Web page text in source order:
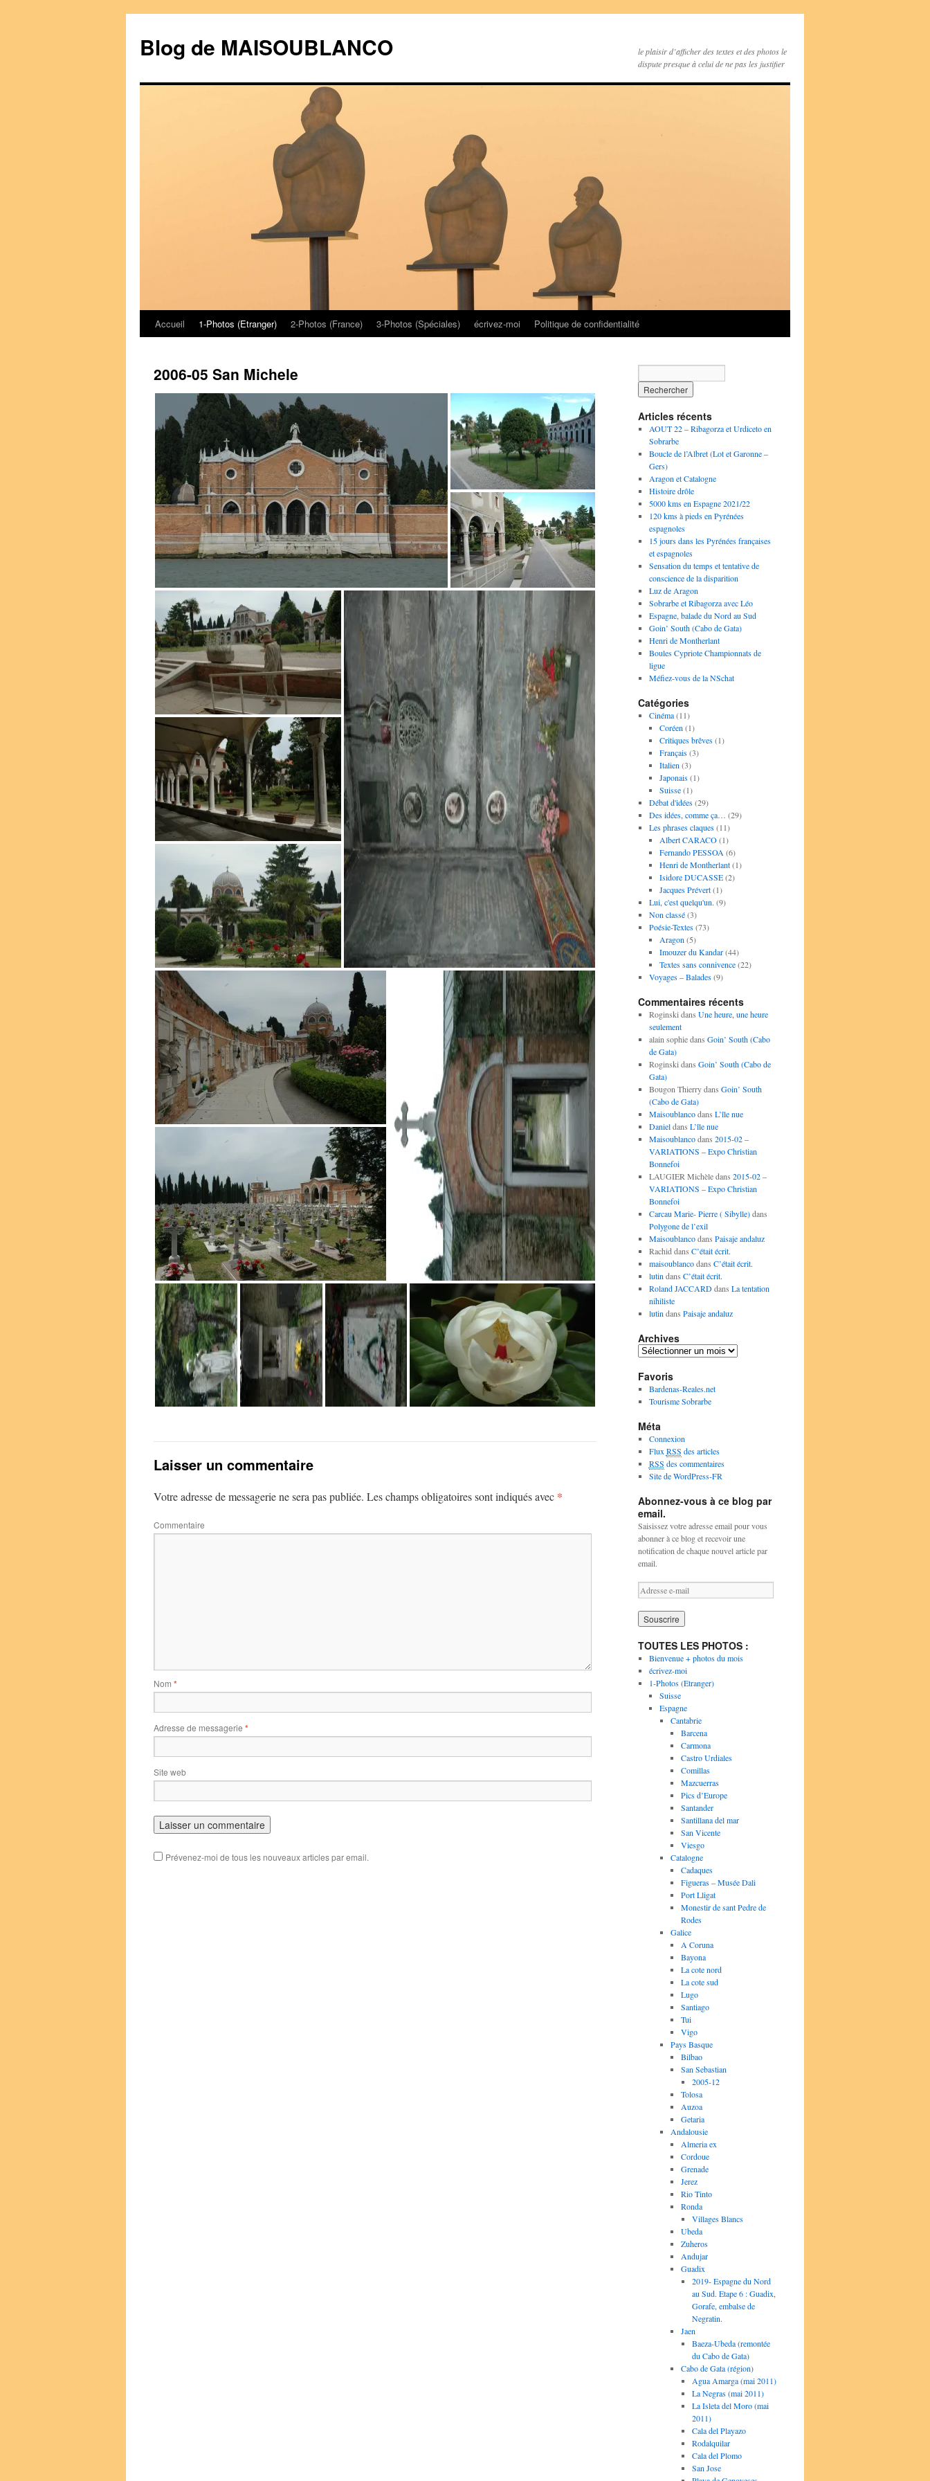
Blog de MAISOUBLANCO
le plaisir d’afficher des textes et des photos le
dispute presque à celui de ne pas les justifier
Aller
contenu
Accueil 1-Photos (Etranger) 2-Photos (France) 3-Photos (Spéciales) écrivez-moi Politique de confidentialité
2006-05 San Michele
Laisser un commentaire
Votre adresse de messagerie ne sera pas publiée. Les champs obligatoires sont indiqués avec *
Commentaire
Nom *
Adresse de messagerie *
Site web
Prévenez-moi de tous les nouveaux articles par email.
Articles récents
AOUT 22 – Ribagorza et Urdiceto en
Sobrarbe
Boucle de l’Albret (Lot et Garonne –
Gers)
Aragon et Catalogne
Histoire drôle
5000 kms en Espagne 2021/22
120 kms à pieds en Pyrénées
espagnoles
15 jours dans les Pyrénées françaises
et espagnoles
Sensation du temps et tentative de
conscience de la disparition
Luz de Aragon
Sobrarbe et Ribagorza avec Léo
Espagne, balade du Nord au Sud
Goin’ South (Cabo de Gata)
Henri de Montherlant
Boules Cypriote Championnats de
ligue
Méfiez-vous de la NSchat
Catégories
Cinéma(11)
Coréen (1)
Critiques brêves(1)
Français(3)
Italien (3)
Japonais(1)
Suisse(1)
Débat d'idées(29)
Des idées, comme ça… (29)
Les phrases claques(11)
Albert CARACO(1)
Fernando PESSOA (6)
Henri de Montherlant(1)
Isidore DUCASSE(2)
Jacques Prévert(1)
Lui, c'est quelqu'un. (9)
Non classé(3)
Poésie-Textes(73)
Aragon (5)
Imouzer du Kandar(44)
Textes sans connivence(22)
Voyages – Balades(9)
Commentaires récents
Roginski dans Une heure, une heure
seulement
alain sophiedans Goin’ South (Cabo
de Gata)
Roginski dans Goin’ South (Cabo de
Gata)
Bougon Thierrydans Goin’ South
(Cabo de Gata)
Maisoublancodans L’île nue
Danieldans L’île nue
Maisoublancodans 2015-02 –
VARIATIONS – Expo Christian
Bonnefoi
LAUGIER Michèledans 2015-02 –
VARIATIONS – Expo Christian
Bonnefoi
Carcau Marie- Pierre ( Sibylle)dans
Polygone de l’exil
Maisoublancodans Paisaje andaluz
Rachid dans C’était écrit.
maisoublancodans C’était écrit.
lutin dans C’était écrit.
Roland JACCARDdans La tentation
nihiliste
lutin dans Paisaje andaluz
Archives
Archives
Favoris
Bardenas-Reales.net
Tourisme Sobrarbe
Méta
Connexion
Flux RSS des articles
RSS des commentaires
Site de WordPress-FR
Abonnez-vous à ce blog par
email.
Saisissez votre adresse email pour vous
abonner à ce blog et recevoir une
notification de chaque nouvel article par
email.
A
d
r
e
s
e
e
-
TOUTES LES PHOTOS :
Bienvenue + photos du mois
écrivez-moi
1-Photos (Etranger)
Suisse
Espagne
Cantabrie
Barcena
Carmona
Castro Urdiales
Comillas
Mazcuerras
Pics d’Europe
Santander
Santillana del mar
San Vicente
Viesgo
Catalogne
Cadaques
Figueras – Musée Dali
Port Lligat
Monestir de sant Pedre de
Rodes
Galice
A Coruna
Bayona
La cote nord
La cote sud
Lugo
Santiago
Tui
Vigo
Pays Basque
Bilbao
San Sebastian
2005-12
Tolosa
Auzoa
Getaria
Andalousie
Almeria ex
Cordoue
Grenade
Jerez
Rio Tinto
Ronda
Villages Blancs
Ubeda
Zuheros
Andujar
Guadix
2019- Espagne du Nord
au Sud. Etape 6 : Guadix,
Gorafe, embalse de
Negratin.
Jaen
Baeza-Ubeda (remontée
du Cabo de Gata)
Cabo de Gata (région)
Agua Amarga (mai 2011)
La Negras (mai 2011)
La Isleta del Moro (mai
2011)
Cala del Playazo
Rodalquilar
Cala del Plomo
San Jose